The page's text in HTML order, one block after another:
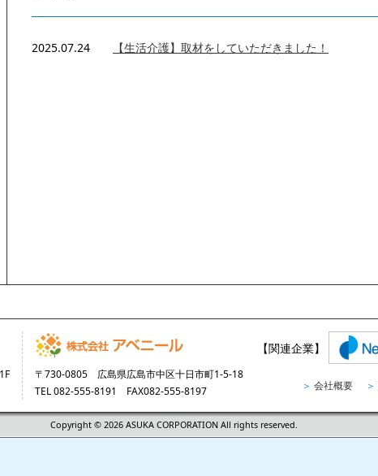
2025.07.24 【生活介護】取材をしていただきました！
〒730-0805 広島県広島市中区十日市町1-5-18
TEL 082-555-8191 FAX082-555-8197
【関連企業】
＞ 会社概要 ＞
Copyright © 2026 ASUKA CORPORATION All rights reserved.